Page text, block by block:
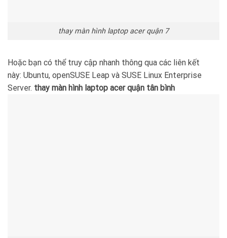
thay màn hình laptop acer quận 7
Hoặc bạn có thể truy cập nhanh thông qua các liên kết
này: Ubuntu, openSUSE Leap và SUSE Linux Enterprise
Server. thay màn hình laptop acer quận tân bình